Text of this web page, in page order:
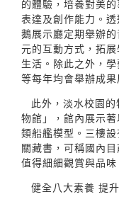
的體驗，培養對美
表達及創作能力。
鵝展示廳定期舉辦
元的互動方式，拓
生活。除此之外，
等每年均會舉辦成
此外，淡水校園
物館」，館內展示
類船艦模型。三樓
關藏書，可稱國內
值得細細觀賞與品味
健全八大素養 提